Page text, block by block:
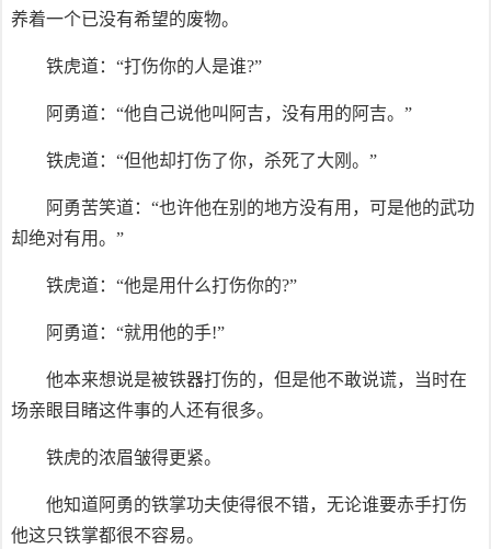
养着一个已没有希望的废物。
铁虎道：“打伤你的人是谁?”
阿勇道：“他自己说他叫阿吉，没有用的阿吉。”
铁虎道：“但他却打伤了你，杀死了大刚。”
阿勇苦笑道：“也许他在别的地方没有用，可是他的武功
却绝对有用。”
铁虎道：“他是用什么打伤你的?”
阿勇道：“就用他的手!”
他本来想说是被铁器打伤的，但是他不敢说谎，当时在
场亲眼目睹这件事的人还有很多。
铁虎的浓眉皱得更紧。
他知道阿勇的铁掌功夫使得很不错，无论谁要赤手打伤
他这只铁掌都很不容易。